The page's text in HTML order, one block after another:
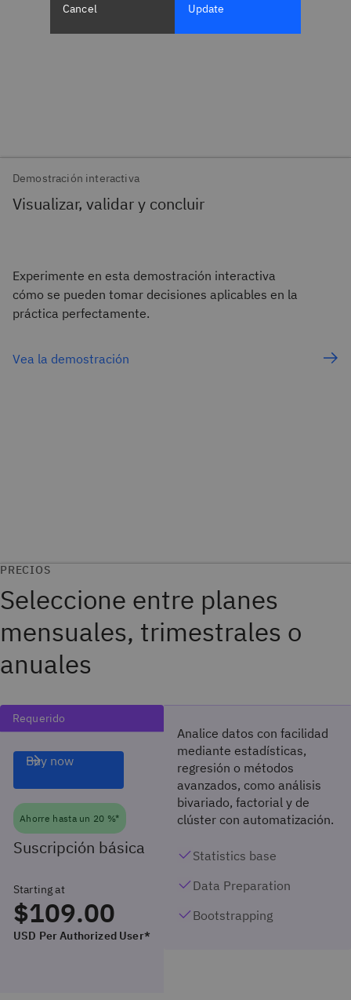
Demostración interactiva
Visualizar, validar y concluir
Experimente en esta demostración interactiva
cómo se pueden tomar decisiones aplicables en la
práctica perfectamente.
Vea la demostración
PRECIOS
Seleccione entre planes
mensuales, trimestrales o
anuales
Requerido
Ahorre hasta un 20 %*
Suscripción básica
Starting at
$109.00
USD Per Authorized User*
Buy now
Analice datos con facilidad
mediante estadísticas,
regresión o métodos
avanzados, como análisis
bivariado, factorial y de
clúster con automatización.
Statistics base
Data Preparation
Bootstrapping
Cancel Update